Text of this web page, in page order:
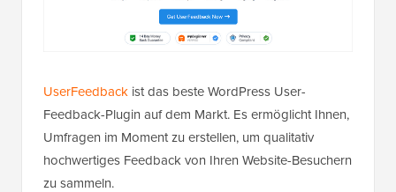
UserFeedback ist das beste WordPress User-
Feedback-Plugin auf dem Markt. Es ermöglicht Ihnen,
Umfragen im Moment zu erstellen, um qualitativ
hochwertiges Feedback von Ihren Website-Besuchern
zu sammeln.